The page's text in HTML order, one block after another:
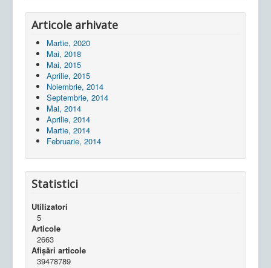
Articole arhivate
Martie, 2020
Mai, 2018
Mai, 2015
Aprilie, 2015
Noiembrie, 2014
Septembrie, 2014
Mai, 2014
Aprilie, 2014
Martie, 2014
Februarie, 2014
Statistici
Utilizatori
5
Articole
2663
Afișări articole
39478789